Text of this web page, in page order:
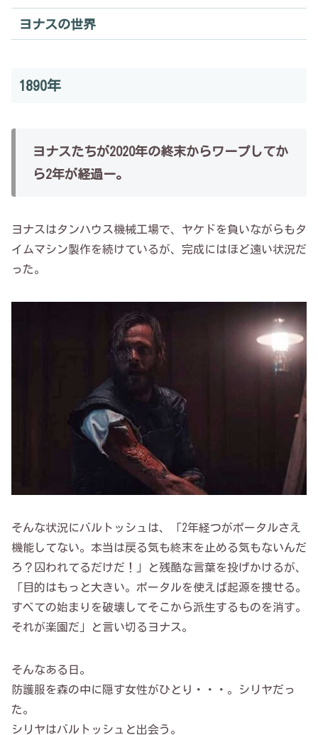
ヨナスの世界
1890年
ヨナスたちが2020年の終末からワープしてか
ら2年が経過ー。
ヨナスはタンハウス機械工場で、ヤケドを負いながらもタ
イムマシン製作を続けているが、完成にはほど遠い状況だ
った。
そんな状況にバルトッシュは、「2年経つがポータルさえ
機能してない。本当は戻る気も終末を止める気もないんだ
ろ？囚われてるだけだ！」と残酷な言葉を投げかけるが、
「目的はもっと大きい。ポータルを使えば起源を捜せる。
すべての始まりを破壊してそこから派生するものを消す。
それが楽園だ」と言い切るヨナス。
そんなある日。
防護服を森の中に隠す女性がひとり・・・。シリヤだっ
た。
シリヤはバルトッシュと出会う。